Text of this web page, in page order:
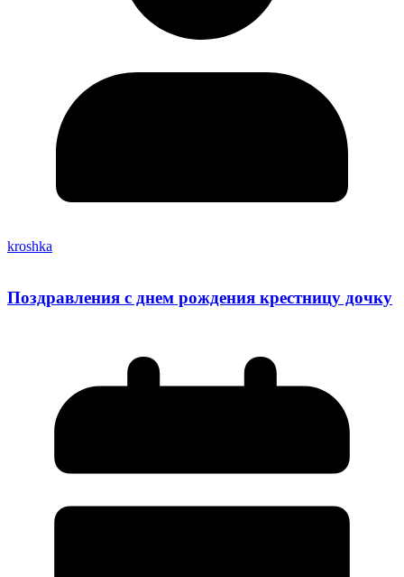
kroshka
Поздравления с днем рождения крестницу дочку